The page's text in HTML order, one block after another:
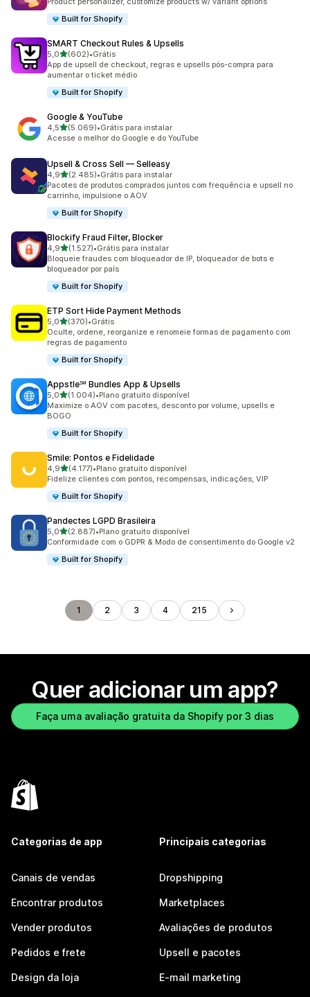
Built for Shopify
SMART Checkout Rules & Upsells
5,0de 5 estrelas
(602)
602 avaliações ao todo
•Grátis
App de upsell de checkout, regras e upsells pós-compra para
aumentar o ticket médio
Built for Shopify
Google & YouTube
4,5de 5 estrelas
(5.069)
5069 avaliações ao todo
•Grátis para instalar
Acesse o melhor do Google e do YouTube
Upsell & Cross Sell — Selleasy
4,9de 5 estrelas
(2.485)
2485 avaliações ao todo
•Grátis para instalar
Pacotes de produtos comprados juntos com frequência e upsell no
carrinho, impulsione o AOV
Built for Shopify
Blockify Fraud Filter, Blocker
4,9de 5 estrelas
(1.527)
1527 avaliações ao todo
•Grátis para instalar
Bloqueie fraudes com bloqueador de IP, bloqueador de bots e
bloqueador por país
Built for Shopify
ETP Sort Hide Payment Methods
5,0de 5 estrelas
(370)
370 avaliações ao todo
•Grátis
Oculte, ordene, reorganize e renomeie formas de pagamento com
regras de pagamento
Built for Shopify
Appstle℠ Bundles App & Upsells
5,0de 5 estrelas
(1.004)
1004 avaliações ao todo
•Plano gratuito disponível
Maximize o AOV com pacotes, desconto por volume, upsells e
BOGO
Built for Shopify
Smile: Pontos e Fidelidade
4,9de 5 estrelas
(4.177)
4177 avaliações ao todo
•Plano gratuito disponível
Fidelize clientes com pontos, recompensas, indicações, VIP
Built for Shopify
Pandectes LGPD Brasileira
5,0de 5 estrelas
(2.887)
2887 avaliações ao todo
•Plano gratuito disponível
Conformidade com o GDPR & Modo de consentimento do Google v2
Built for Shopify
1 2 3 4 215
Quer adicionar um app?
Faça uma avaliação gratuita da Shopify por 3 dias
Categorias de app
Canais de vendas
Encontrar produtos
Vender produtos
Pedidos e frete
Design da loja
Principais categorias
Dropshipping
Marketplaces
Avaliações de produtos
Upsell e pacotes
E-mail marketing